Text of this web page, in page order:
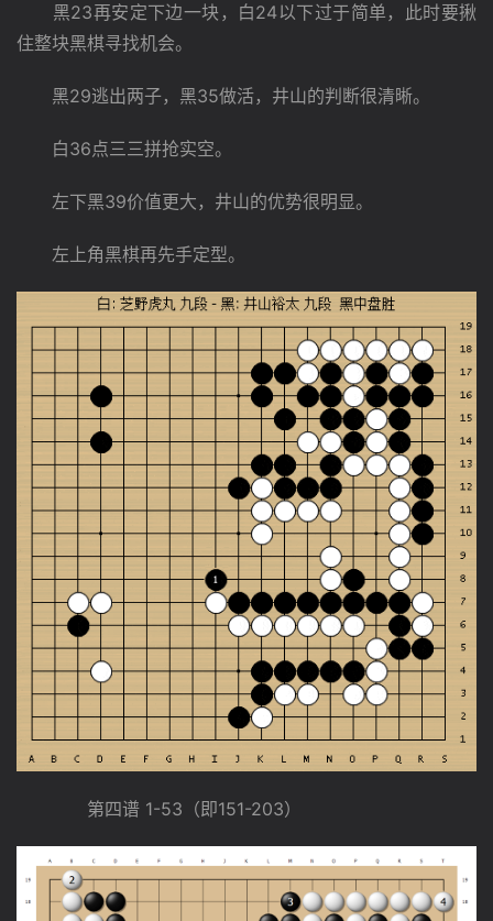
黑23再安定下边一块，白24以下过于简单，此时要揪
住整块黑棋寻找机会。
黑29逃出两子，黑35做活，井山的判断很清晰。
白36点三三拼抢实空。
左下黑39价值更大，井山的优势很明显。
左上角黑棋再先手定型。
第四谱 1-53（即151-203）